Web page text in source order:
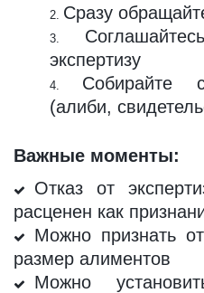
Сразу
экспертизу
Собирайте
(алиби,
Важные моменты:
Отказ от
расценен как
Можно признать
размер алиментов
Можно